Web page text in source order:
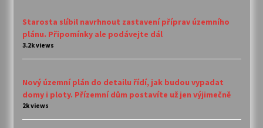
Starosta slíbil navrhnout zastavení příprav územního
plánu. Připomínky ale podávejte dál
3.2k views
Nový územní plán do detailu řídí, jak budou vypadat
domy i ploty. Přízemní dům postavíte už jen výjimečně
2k views